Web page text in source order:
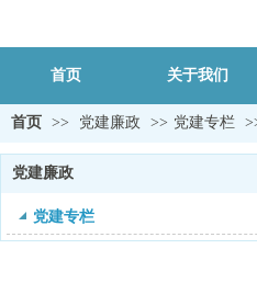
首页 关于我们
首页 >> 党建廉政 >> 党建专栏
党建廉政
党建专栏